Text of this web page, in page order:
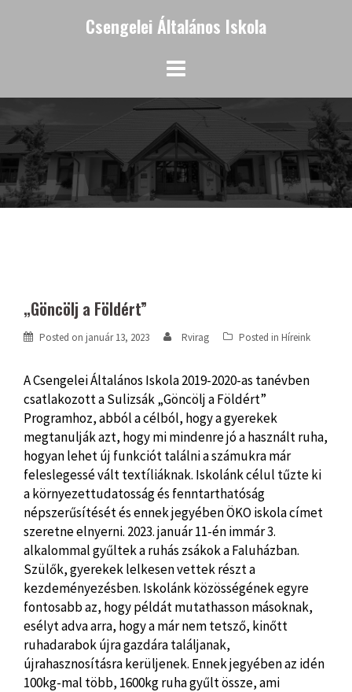
Csengelei Általános Iskola
„Göncölj a Földért”
Posted on január 13, 2023 Rvirag Posted in Híreink
A Csengelei Általános Iskola 2019-2020-as tanévben
csatlakozott a Sulizsák „Göncölj a Földért”
Programhoz, abból a célból, hogy a gyerekek
megtanulják azt, hogy mi mindenre jó a használt ruha,
hogyan lehet új funkciót találni a számukra már
feleslegessé vált textíliáknak. Iskolánk célul tűzte ki
a környezettudatosság és fenntarthatóság
népszerűsítését és ennek jegyében ÖKO iskola címet
szeretne elnyerni. 2023. január 11-én immár 3.
alkalommal gyűltek a ruhás zsákok a Faluházban.
Szülők, gyerekek lelkesen vettek részt a
kezdeményezésben. Iskolánk közösségének egyre
fontosabb az, hogy példát mutathasson másoknak,
esélyt adva arra, hogy a már nem tetsző, kinőtt
ruhadarabok újra gazdára találjanak,
újrahasznosításra kerüljenek. Ennek jegyében az idén
100kg-mal több, 1600kg ruha gyűlt össze, ami